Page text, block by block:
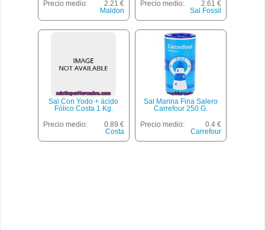
Precio medio:
2.21 €
Maldon
Precio medio:
2.61 €
Sal Fossil
Sal Con Yodo + ácido
Fólico Costa 1 Kg.
Precio medio:
0.89 €
Costa
Sal Marina Fina Salero
Carrefour 250 G.
Precio medio:
0.4 €
Carrefour